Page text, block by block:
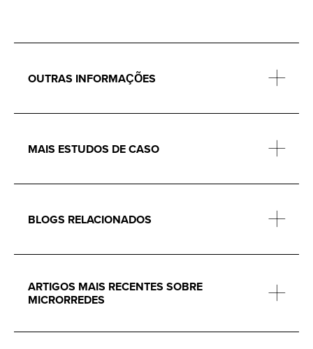
OUTRAS INFORMAÇÕES
MAIS ESTUDOS DE CASO
BLOGS RELACIONADOS
ARTIGOS MAIS RECENTES SOBRE
MICRORREDES